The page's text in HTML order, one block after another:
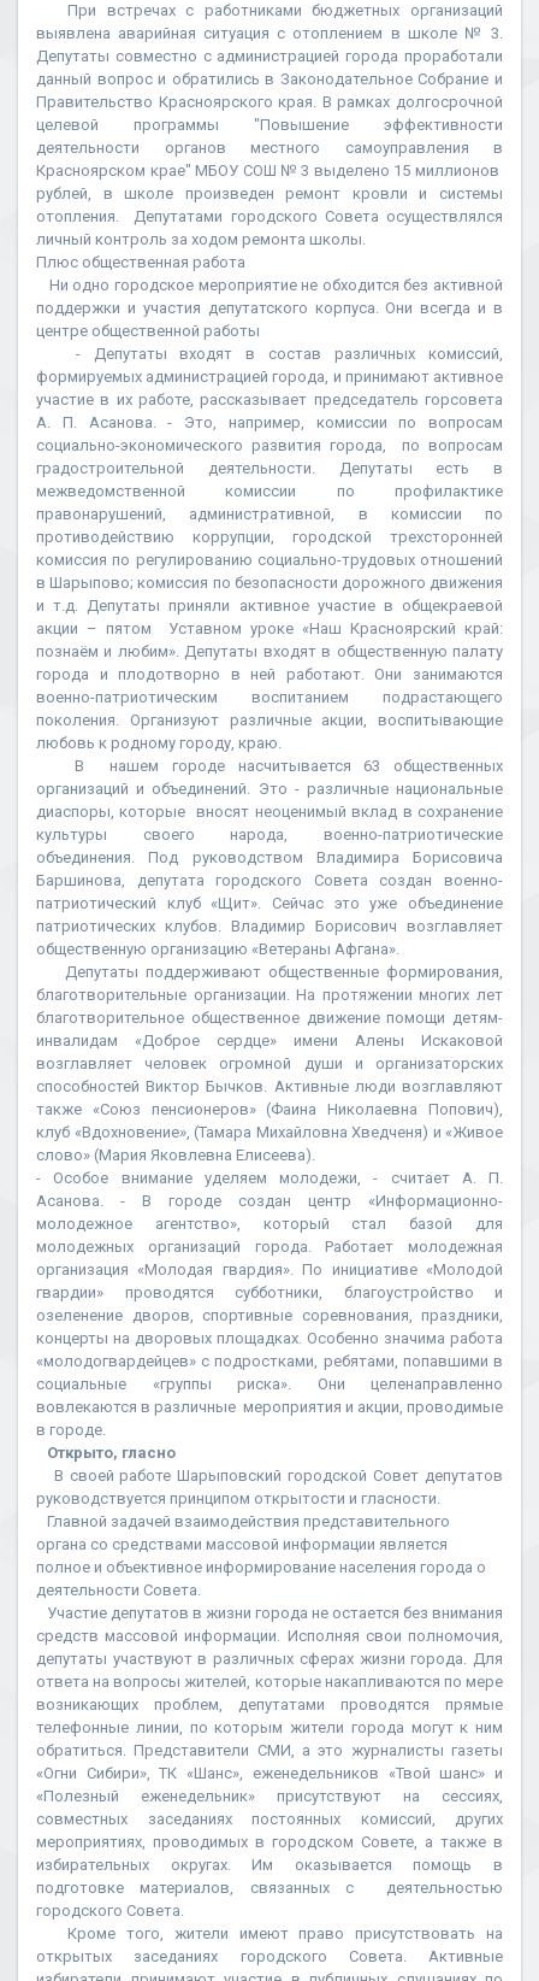
При встречах с работниками бюджетных организаций
выявлена аварийная ситуация с отоплением в школе № 3.
Депутаты совместно с администрацией города проработали
данный вопрос и обратились в Законодательное Собрание и
Правительство Красноярского края. В рамках долгосрочной
целевой программы "Повышение эффективности
деятельности органов местного самоуправления в
Красноярском крае" МБОУ СОШ № 3 выделено 15 миллионов
рублей, в школе произведен ремонт кровли и системы
отопления. Депутатами городского Совета осуществлялся
личный контроль за ходом ремонта школы.
Плюс общественная работа
Ни одно городское мероприятие не обходится без активной
поддержки и участия депутатского корпуса. Они всегда и в
центре общественной работы
- Депутаты входят в состав различных комиссий,
формируемых администрацией города, и принимают активное
участие в их работе, рассказывает председатель горсовета
А. П. Асанова. - Это, например, комиссии по вопросам
социально-экономического развития города, по вопросам
градостроительной деятельности. Депутаты есть в
межведомственной комиссии по профилактике
правонарушений, административной, в комиссии по
противодействию коррупции, городской трехсторонней
комиссия по регулированию социально-трудовых отношений
в Шарыпово; комиссия по безопасности дорожного движения
и т.д. Депутаты приняли активное участие в общекраевой
акции – пятом Уставном уроке «Наш Красноярский край:
познаём и любим». Депутаты входят в общественную палату
города и плодотворно в ней работают. Они занимаются
военно-патриотическим воспитанием подрастающего
поколения. Организуют различные акции, воспитывающие
любовь к родному городу, краю.
В нашем городе насчитывается 63 общественных
организаций и объединений. Это - различные национальные
диаспоры, которые вносят неоценимый вклад в сохранение
культуры своего народа, военно-патриотические
объединения. Под руководством Владимира Борисовича
Баршинова, депутата городского Совета создан военно-
патриотический клуб «Щит». Сейчас это уже объединение
патриотических клубов. Владимир Борисович возглавляет
общественную организацию «Ветераны Афгана».
Депутаты поддерживают общественные формирования,
благотворительные организации. На протяжении многих лет
благотворительное общественное движение помощи детям-
инвалидам «Доброе сердце» имени Алены Искаковой
возглавляет человек огромной души и организаторских
способностей Виктор Бычков. Активные люди возглавляют
также «Союз пенсионеров» (Фаина Николаевна Попович),
клуб «Вдохновение», (Тамара Михайловна Хведченя) и «Живое
слово» (Мария Яковлевна Елисеева).
- Особое внимание уделяем молодежи, - считает А. П.
Асанова. - В городе создан центр «Информационно-
молодежное агентство», который стал базой для
молодежных организаций города. Работает молодежная
организация «Молодая гвардия». По инициативе «Молодой
гвардии» проводятся субботники, благоустройство и
озеленение дворов, спортивные соревнования, праздники,
концерты на дворовых площадках. Особенно значима работа
«молодогвардейцев» с подростками, ребятами, попавшими в
социальные «группы риска». Они целенаправленно
вовлекаются в различные мероприятия и акции, проводимые
в городе.
Открыто, гласно
В своей работе Шарыповский городской Совет депутатов
руководствуется принципом открытости и гласности.
Главной задачей взаимодействия представительного
органа со средствами массовой информации является
полное и объективное информирование населения города о
деятельности Совета.
Участие депутатов в жизни города не остается без внимания
средств массовой информации. Исполняя свои полномочия,
депутаты участвуют в различных сферах жизни города. Для
ответа на вопросы жителей, которые накапливаются по мере
возникающих проблем, депутатами проводятся прямые
телефонные линии, по которым жители города могут к ним
обратиться. Представители СМИ, а это журналисты газеты
«Огни Сибири», ТК «Шанс», еженедельников «Твой шанс» и
«Полезный еженедельник» присутствуют на сессиях,
совместных заседаниях постоянных комиссий, других
мероприятиях, проводимых в городском Совете, а также в
избирательных округах. Им оказывается помощь в
подготовке материалов, связанных с деятельностью
городского Совета.
Кроме того, жители имеют право присутствовать на
открытых заседаниях городского Совета. Активные